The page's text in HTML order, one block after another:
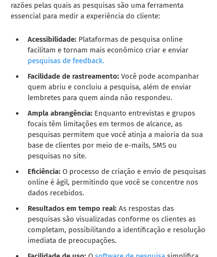
razões pelas quais as pesquisas são uma ferramenta
essencial para medir a experiência do cliente:
Acessibilidade: Plataformas de pesquisa online
facilitam e tornam mais econômico criar e enviar
pesquisas de feedback.
Facilidade de rastreamento: Você pode acompanhar
quem abriu e concluiu a pesquisa, além de enviar
lembretes para quem ainda não respondeu.
Ampla abrangência: Enquanto entrevistas e grupos
focais têm limitações em termos de alcance, as
pesquisas permitem que você atinja a maioria da sua
base de clientes por meio de e-mails, SMS ou
pesquisas no site.
Eficiência: O processo de criação e envio de pesquisas
online é ágil, permitindo que você se concentre nos
dados recebidos.
Resultados em tempo real: As respostas das
pesquisas são visualizadas conforme os clientes as
completam, possibilitando a identificação e resolução
imediata de preocupações.